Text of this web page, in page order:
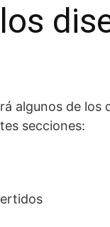
algunos de los
secciones: